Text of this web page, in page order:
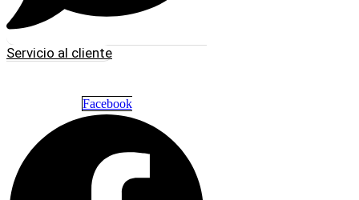
Servicio al cliente
Facebook